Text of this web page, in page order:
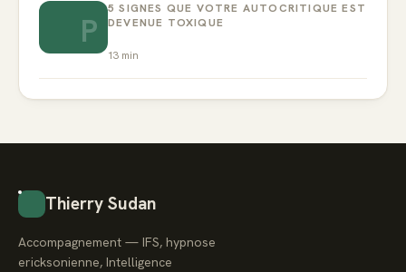
P
5 SIGNES QUE VOTRE AUTOCRITIQUE EST
DEVENUE TOXIQUE
13 min
Thierry Sudan
Accompagnement — IFS, hypnose
ericksonienne, Intelligence